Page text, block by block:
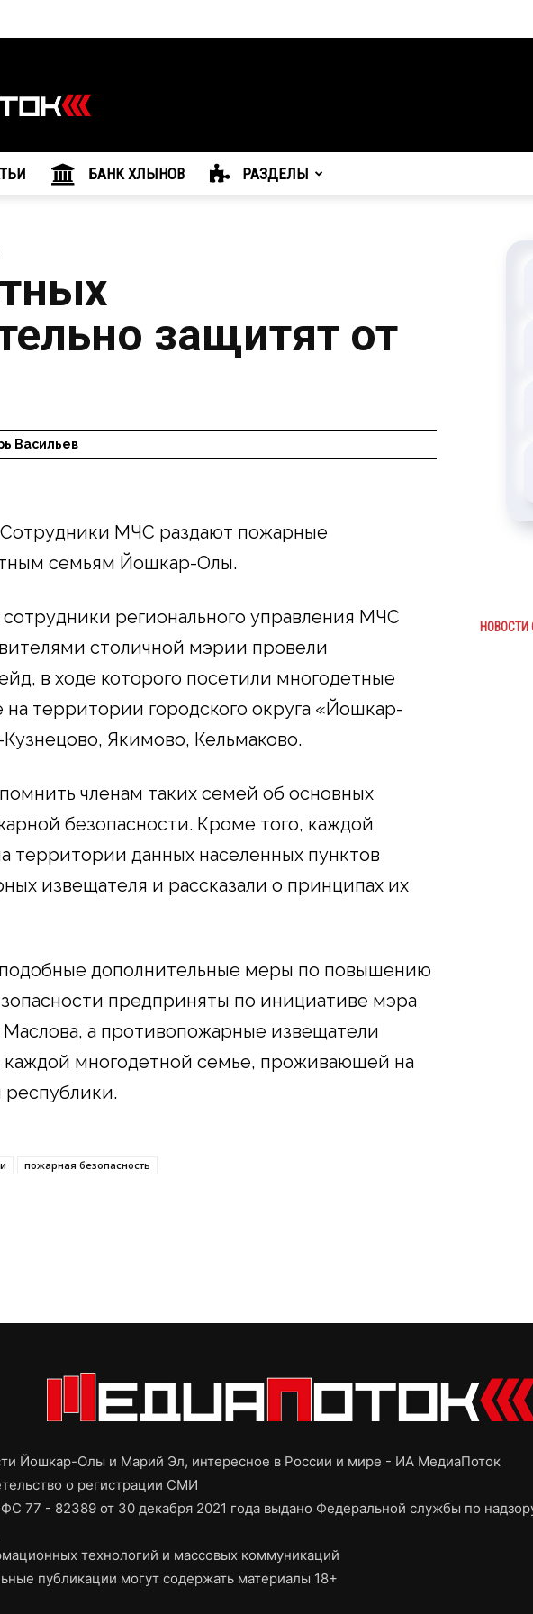
БАНК ХЛЫНОВ РАЗДЕЛЫ
защитят от
Васильев
Сотрудники МЧС раздают пожарные
семьям Йошкар-Олы.
регионального управления МЧС
столичной мэрии провели
в ходе которого посетили многодетные
территории городского округа «Йошкар-
Якимово, Кельмаково.
членам таких семей об основных
безопасности. Кроме того, каждой
территории данных населенных пунктов
извещателя и рассказали о принципах их
дополнительные меры по повышению
предприняты по инициативе мэра
а противопожарные извещатели
каждой многодетной семье, проживающей на
пожарная безопасность
НОВОСТИ
Йошкар-Олы и Марий Эл, интересное в России и мире - ИА МедиаПоток
о регистрации СМИ
77 - 82389 от 30 декабря 2021 года выдано Федеральной службы по
технологий и массовых коммуникаций
публикации могут содержать материалы 18+